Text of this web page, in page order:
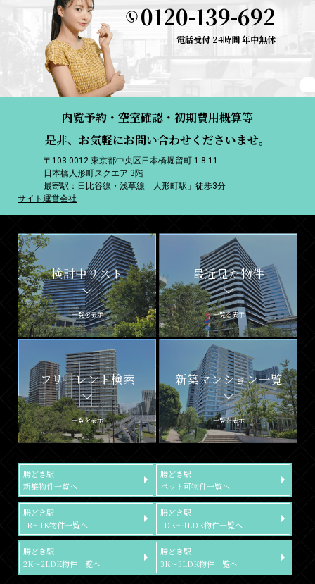
0120-139-692
電話受付 24時間 年中無休
内覧予約・空室確認・初期費用概算等
是非、お気軽にお問い合わせくださいませ。
〒103-0012 東京都中央区日本橋堀留町 1-8-11
日本橋人形町スクエア 3階
最寄駅：日比谷線・浅草線「人形町駅」徒歩3分
サイト運営会社
検討中リスト
一覧を表示
最近見た物件
一覧を表示
フリーレント検索
一覧を表示
新築マンション一覧
一覧を表示
勝どき駅
新築物件一覧へ
勝どき駅
ペット可物件一覧へ
勝どき駅
1R～1K物件一覧へ
勝どき駅
1DK～1LDK物件一覧へ
勝どき駅
2K～2LDK物件一覧へ
勝どき駅
3K～3LDK物件一覧へ